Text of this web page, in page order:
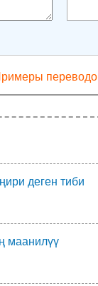
деген тиби
маанилүү